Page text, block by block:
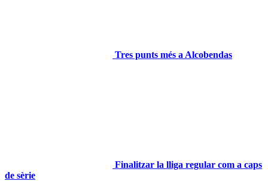
Tres punts més a Alcobendas
Finalitzar la lliga regular com a caps
de sèrie